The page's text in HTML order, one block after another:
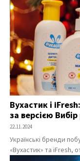
Вухастик і
за версією
22.11.2024
Українські бренди
«Вухастик» та iFresh,